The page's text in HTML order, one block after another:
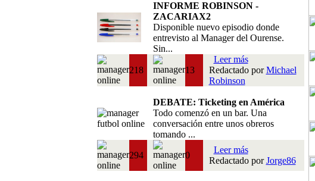
INFORME ROBINSON -
ZACARIAX2
Disponible nuevo episodio donde
entrevisto al Manager del Ourense.
Sin...
218 13
Leer más
Redactado porMichael
Robinson
DEBATE: Ticketing en América
Todo comenzó en un bar. Una
conversación entre unos obreros
tomando ...
294 0
Leer más
Redactado porJorge86